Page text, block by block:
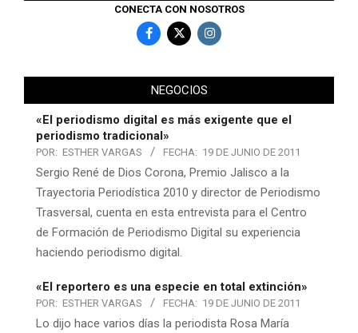
CONECTA CON NOSOTROS
NEGOCIOS
«El periodismo digital es más exigente que el
periodismo tradicional»
POR: ESTHER VARGAS FECHA: 19 DE JUNIO DE 2011
Sergio René de Dios Corona, Premio Jalisco a la
Trayectoria Periodística 2010 y director de Periodismo
Trasversal, cuenta en esta entrevista para el Centro
de Formación de Periodismo Digital su experiencia
haciendo periodismo digital.
«El reportero es una especie en total extinción»
POR: ESTHER VARGAS FECHA: 19 DE JUNIO DE 2011
Lo dijo hace varios días la periodista Rosa María